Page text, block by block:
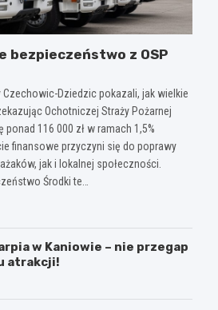
bezpieczeństwo z OSP
Dziedzic pokazali, jak wielkie
Ochotniczej Straży Pożarnej
116 000 zł w ramach 1,5%
finansowe przyczyni się do poprawy
jak i lokalnej społeczności.
Środki te…
w Kaniowie – nie przegap
atrakcji!